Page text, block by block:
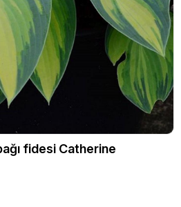
fidesi Catherine